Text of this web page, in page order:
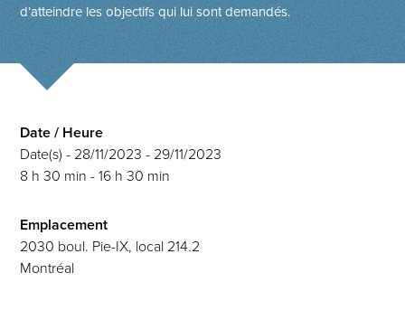
d’atteindre les objectifs qui lui sont demandés.
Date / Heure
Date(s) - 28/11/2023 - 29/11/2023
8 h 30 min - 16 h 30 min
Emplacement
2030 boul. Pie-IX, local 214.2
Montréal